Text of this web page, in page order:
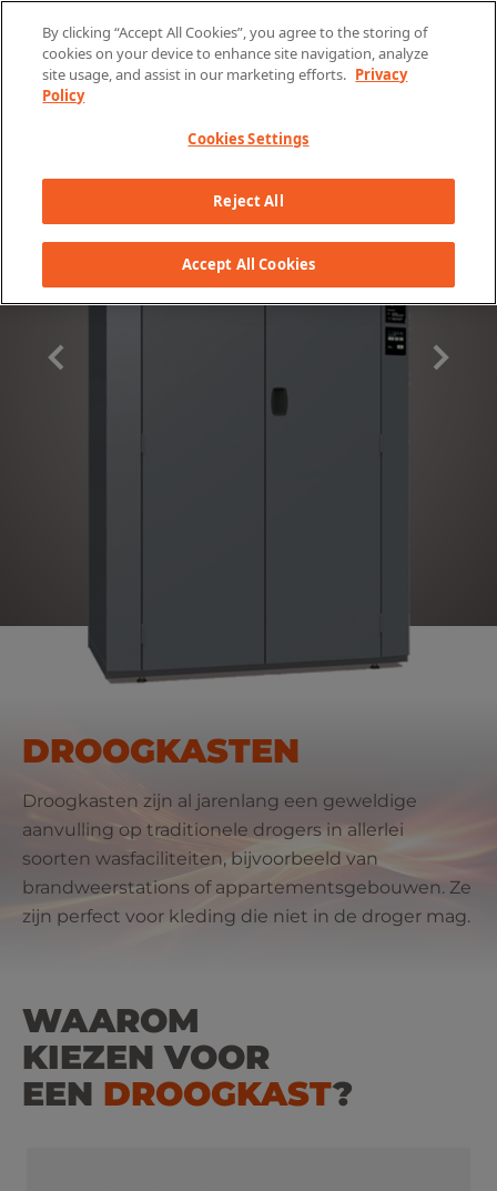
DROOGKASTEN
Droogkasten zijn al jarenlang een geweldige
aanvulling op traditionele drogers in allerlei
soorten wasfaciliteiten, bijvoorbeeld van
brandweerstations of appartementsgebouwen. Ze
zijn perfect voor kleding die niet in de droger mag.
WAAROM
KIEZEN VOOR
EEN DROOGKAST?
By clicking “Accept All Cookies”, you agree to the storing of
cookies on your device to enhance site navigation, analyze
site usage, and assist in our marketing efforts. Privacy
Policy
Cookies Settings
Reject All
Accept All Cookies